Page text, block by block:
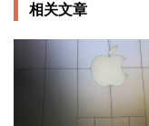
相关文章